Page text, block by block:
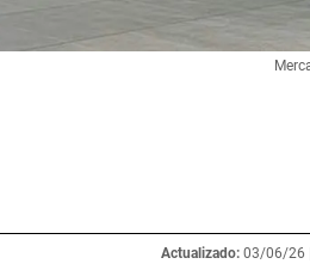
Actualizado: 03/06/26 |